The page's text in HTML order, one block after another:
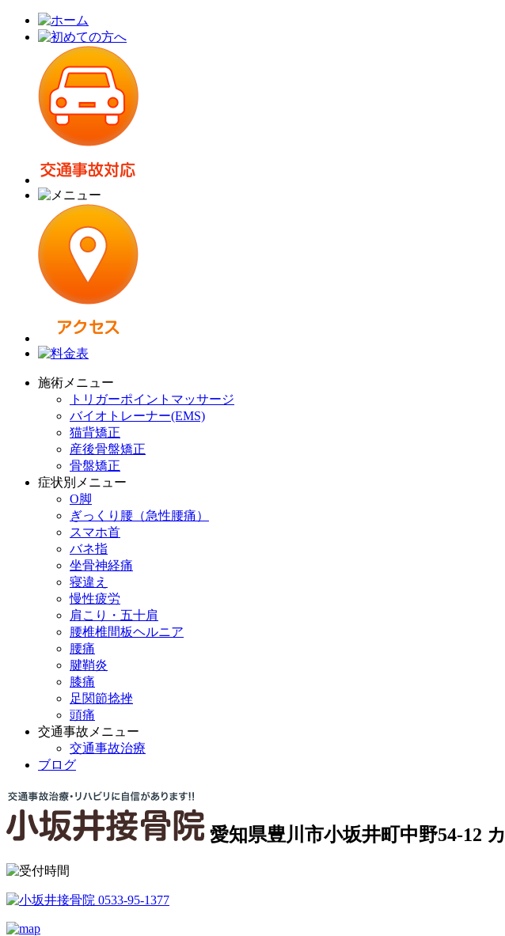
施術メニュー
トリガーポイントマッサージ
バイオトレーナー(EMS)
猫背矯正
産後骨盤矯正
骨盤矯正
症状別メニュー
O脚
ぎっくり腰（急性腰痛）
スマホ首
バネ指
坐骨神経痛
寝違え
慢性疲労
肩こり・五十肩
腰椎椎間板ヘルニア
腰痛
腱鞘炎
膝痛
足関節捻挫
頭痛
交通事故メニュー
交通事故治療
ブログ
愛知県豊川市小坂井町中野54-12